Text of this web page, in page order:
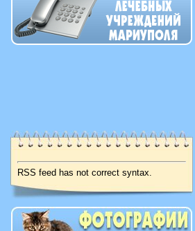
RSS feed has not correct syntax.